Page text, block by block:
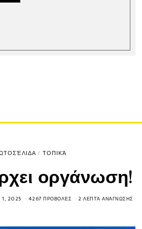
/ ΤΟΠΙΚΆ
οργάνωση!
1, 2025 4267 ΠΡΟΒΟΛΈΣ 2 ΛΕΠΤΆ ΑΝΆΓΝΩΣΗΣ